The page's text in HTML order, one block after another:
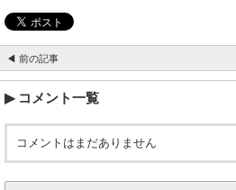
◀ 前の記事
コメント一覧
コメントはまだありません